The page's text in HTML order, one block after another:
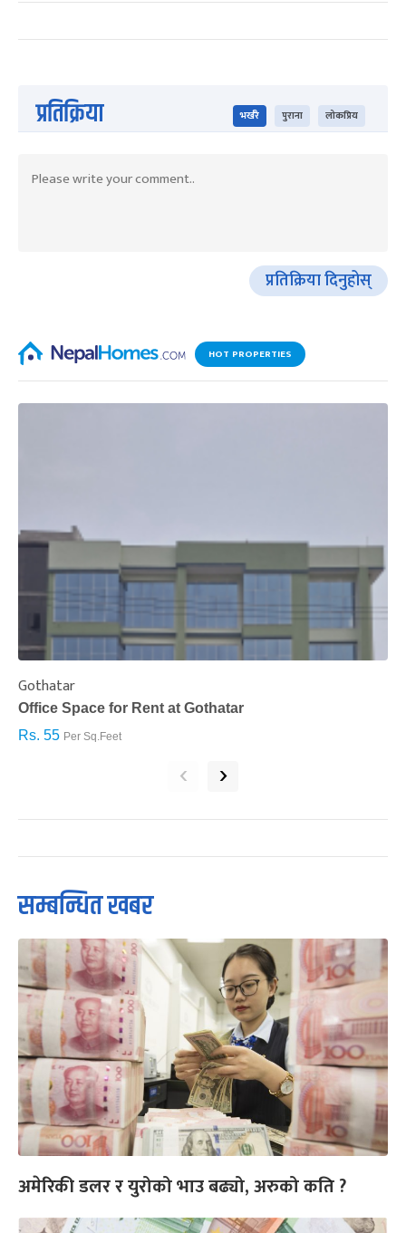
प्रतिक्रिया भर्खरै पुराना लोकप्रिय
प्रतिक्रिया दिनुहोस्
HOT PROPERTIES
Gothatar
Office Space for Rent at Gothatar
Rs. 55 Per Sq.Feet
‹ ›
सम्बन्धित खबर
अमेरिकी डलर र युरोको भाउ बढ्यो, अरुको कति ?